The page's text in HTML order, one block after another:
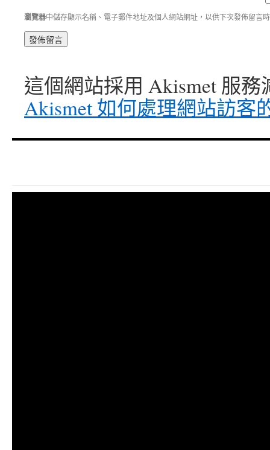
瀏覽器中儲存顯示名稱、電子郵件地址及個人網站網址，以供下次發佈留言
這個網站採用 Akismet 服
Akismet 如何處理網站訪客